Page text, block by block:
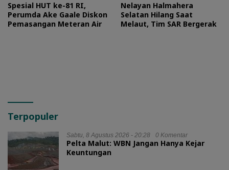
Spesial HUT ke-81 RI,
Perumda Ake Gaale Diskon
Pemasangan Meteran Air
Nelayan Halmahera
Selatan Hilang Saat
Melaut, Tim SAR Bergerak
Terpopuler
Sabtu, 8 Agustus 2026 - 20:28 0 Komentar
Pelta Malut: WBN Jangan Hanya Kejar
Keuntungan